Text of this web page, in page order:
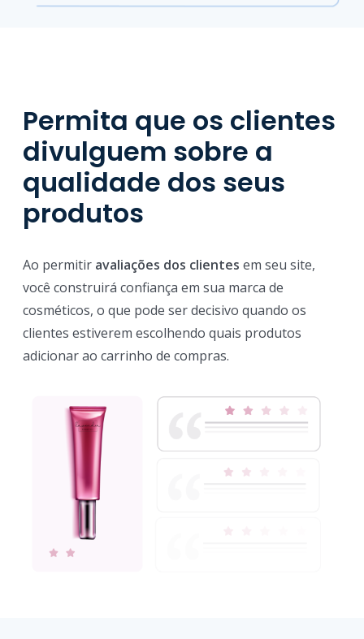
Permita que os clientes
divulguem sobre a
qualidade dos seus
produtos
Ao permitir avaliações dos clientes em seu site,
você construirá confiança em sua marca de
cosméticos, o que pode ser decisivo quando os
clientes estiverem escolhendo quais produtos
adicionar ao carrinho de compras.